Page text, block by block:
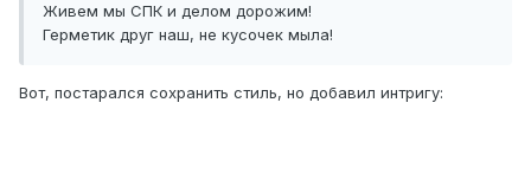
Живем мы СПК и делом дорожим!
Герметик друг наш, не кусочек мыла!
Вот, постарался сохранить стиль, но добавил интригу: